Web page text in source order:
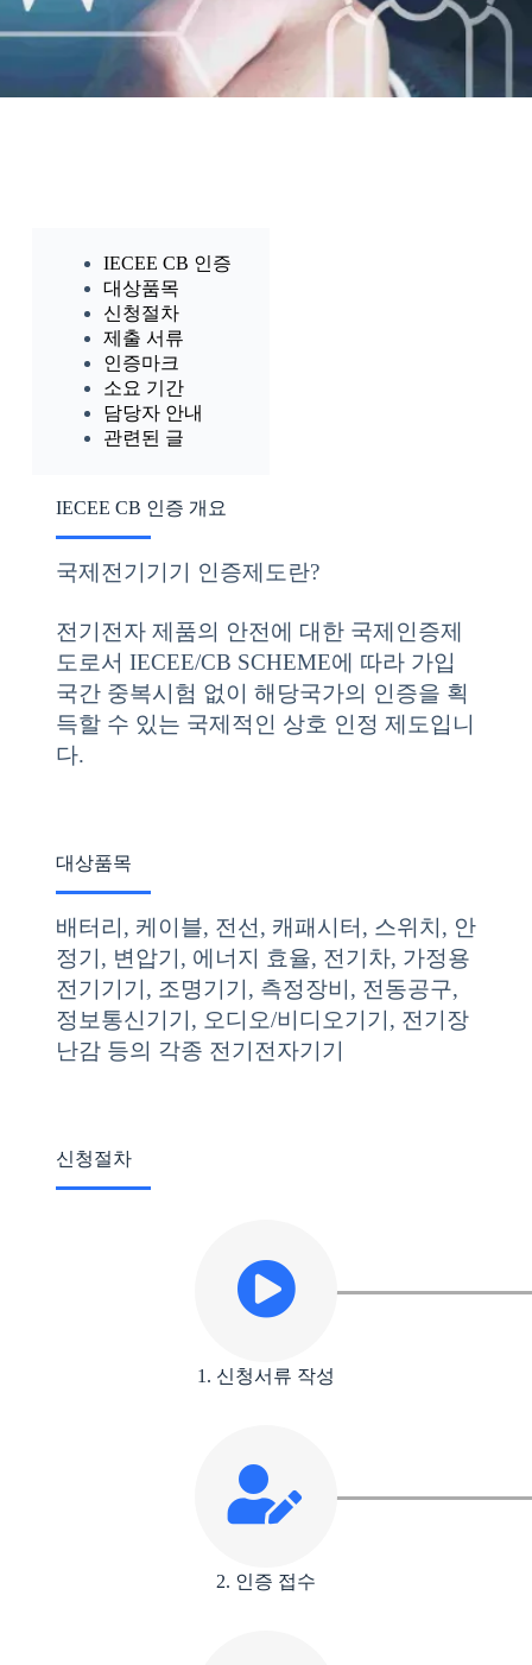
IECEE CB 인증
대상품목
신청절차
제출 서류
인증마크
소요 기간
담당자 안내
관련된 글
IECEE CB 인증 개요
국제전기기기 인증제도란?
전기전자 제품의 안전에 대한 국제인증제
도로서 IECEE/CB SCHEME에 따라 가입
국간 중복시험 없이 해당국가의 인증을 획
득할 수 있는 국제적인 상호 인정 제도입니
다.
대상품목
배터리, 케이블, 전선, 캐패시터, 스위치, 안
정기, 변압기, 에너지 효율, 전기차, 가정용
전기기기, 조명기기, 측정장비, 전동공구,
정보통신기기, 오디오/비디오기기, 전기장
난감 등의 각종 전기전자기기
신청절차
1. 신청서류 작성
2. 인증 접수